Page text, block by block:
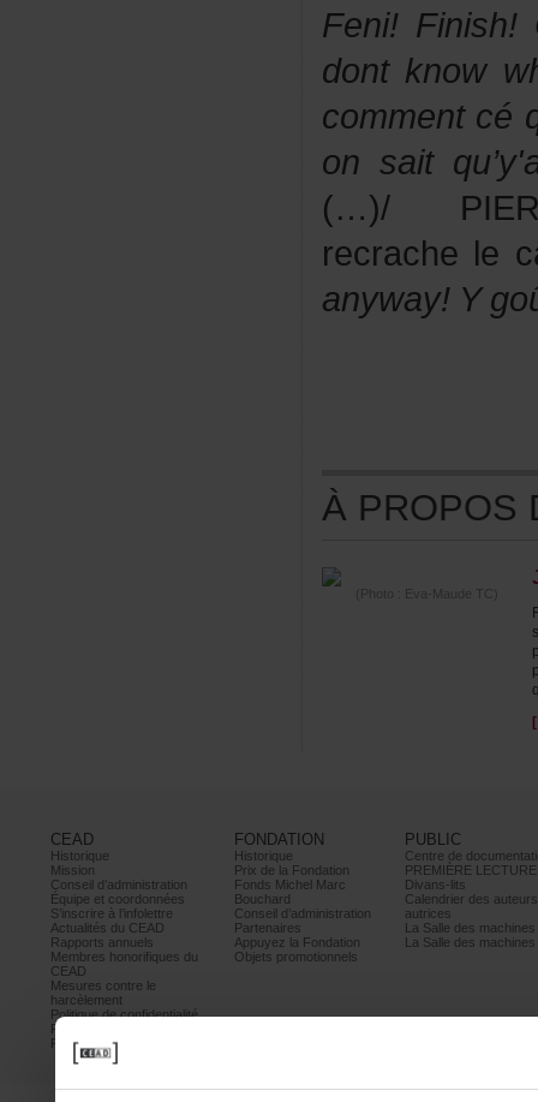
(…)/
(Photo:Eva-MaudeTC)
CEAD
Historique
Mission
Conseild’administration
Équipeetcoordonnées
S’inscrireàl’infolettre
ActualitésduCEAD
Rapportsannuels
Membreshonorifiquesdu
CEAD
Mesurescontrele
harcèlement
Politiquedeconfidentialité
Prixetconcours
Partenaires
FONDATION
Historique
PrixdelaFondation
FondsMichelMarc
Bouchard
Conseild’administration
Partenaires
AppuyezlaFondation
Objetspromotionnels
PUBLIC
PREMIÈRELECTURE
Divans-lits
autrices